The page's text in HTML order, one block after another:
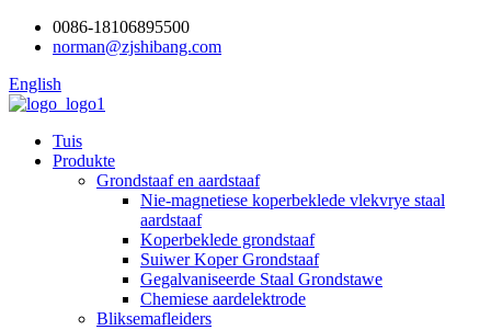
0086-18106895500
norman@zjshibang.com
English
Tuis
Produkte
Grondstaaf en aardstaaf
Nie-magnetiese koperbeklede vlekvrye staal
aardstaaf
Koperbeklede grondstaaf
Suiwer Koper Grondstaaf
Gegalvaniseerde Staal Grondstawe
Chemiese aardelektrode
Bliksemafleiders